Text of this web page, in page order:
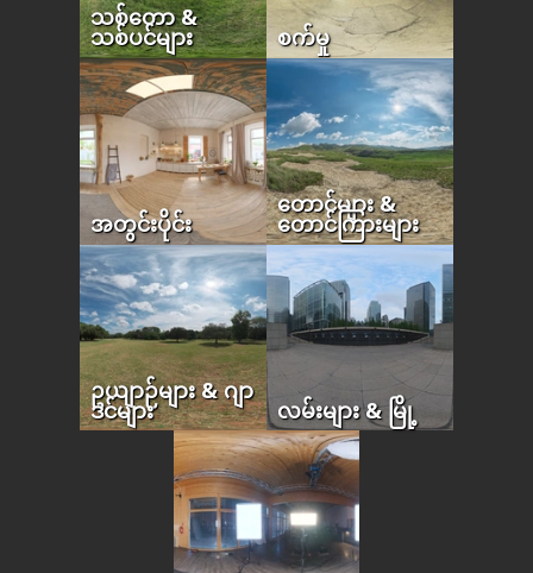
သစ်တော &
သစ်ပင်များ စက်မှု
အတွင်းပိုင်း
တောင်များ &
တောင်ကြားများ
ဥယျာဉ်များ & ဂျာ
ဒင်များ လမ်းများ & မြို့